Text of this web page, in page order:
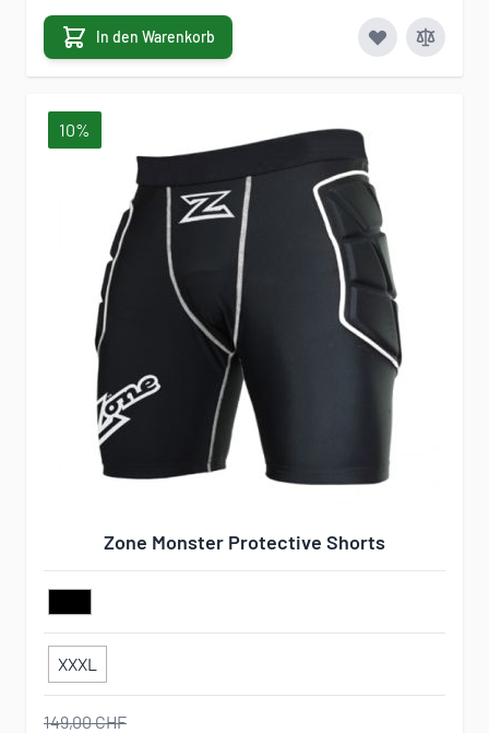
In den Warenkorb
10%
Zone Monster Protective Shorts
XXXL
149,00 CHF